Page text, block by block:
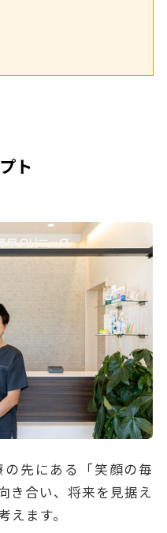
ト
先にある「笑顔の毎
き合い、将来を見据え
ます。